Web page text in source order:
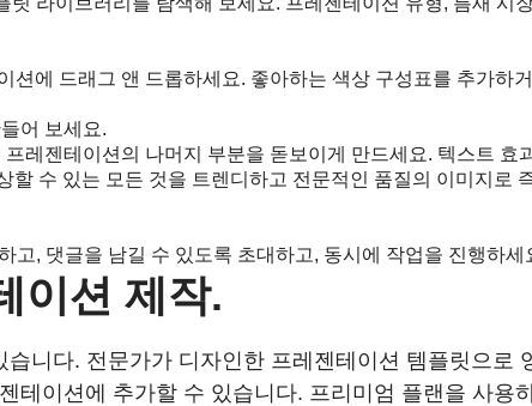
션에 드래그 앤 드롭하세요. 좋아하는 색상 구성표를 추가하
어 보세요.
레젠테이션의 나머지 부분을 돋보이게 만드세요. 텍스트
할 수 있는 모든 것을 트렌디하고 전문적인 품질의 이미지
고, 댓글을 남길 수 있도록 초대하고, 동시에 작업을 진행하
이션 제작.
니다. 전문가가 디자인한 프레젠테이션 템플릿으로
테이션에 추가할 수 있습니다. 프리미엄 플랜을 사